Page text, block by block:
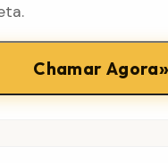
Chamar Agora»